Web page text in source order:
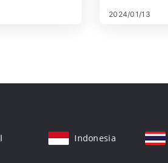
2024/01/13
Indonesia